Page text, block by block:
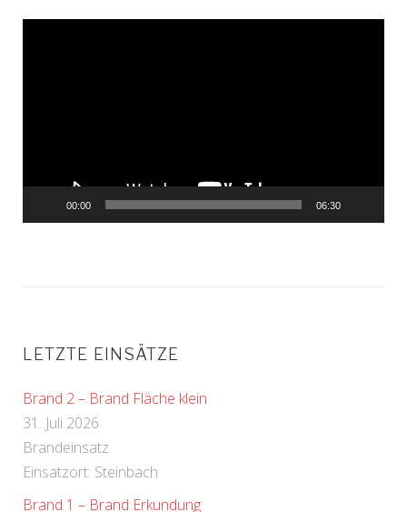
00:00 06:30
LETZTE EINSÄTZE
Brand 2 – Brand Fläche klein
31. Juli 2026
Brandeinsatz
Einsatzort: Steinbach
Brand 1 – Brand Erkundung